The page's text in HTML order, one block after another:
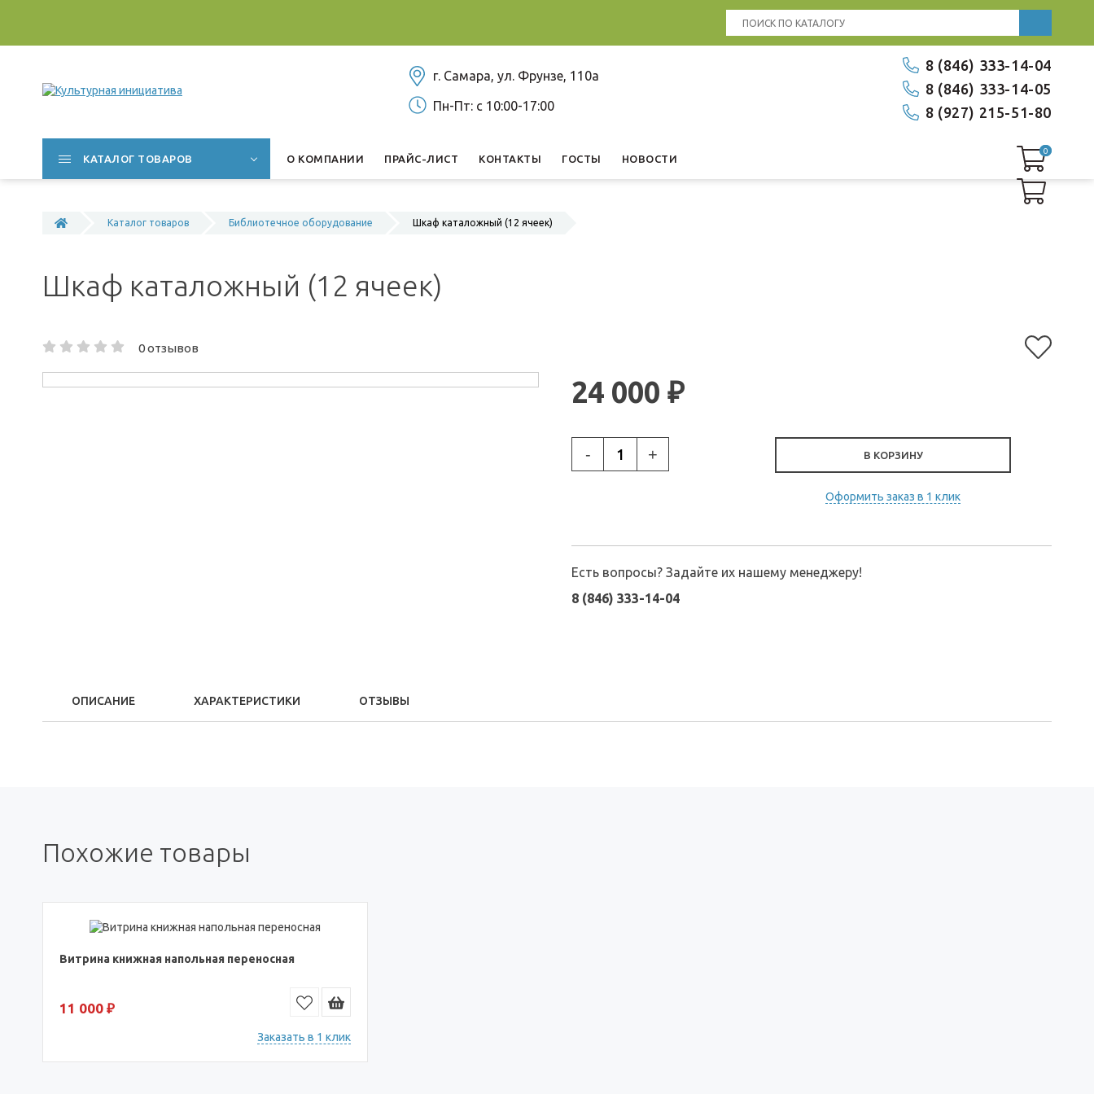
8 (846) 333-14-04
8 (846) 333-14-05
8 (927) 215-51-80
г. Самара, ул. ​Фрунзе, 110а
Пн-Пт: с 10:00-17:00
КАТАЛОГ ТОВАРОВ О КОМПАНИИ ПРАЙС-ЛИСТ КОНТАКТЫ ГОСТЫ НОВОСТИ
0
0
Каталог товаров Библиотечное оборудование Шкаф каталожный (12 ячеек)
Шкаф каталожный (12 ячеек)
0 отзывов
24 000 ₽
- + В КОРЗИНУ
Оформить заказ в 1 клик
Есть вопросы? Задайте их нашему менеджеру!
8 (846) 333-14-04
ОПИСАНИЕ ХАРАКТЕРИСТИКИ ОТЗЫВЫ
Похожие товары
Витрина книжная напольная переносная
11 000 ₽
Заказать в 1 клик